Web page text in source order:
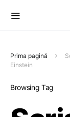
Prima pagină
Einstein
Browsing Tag